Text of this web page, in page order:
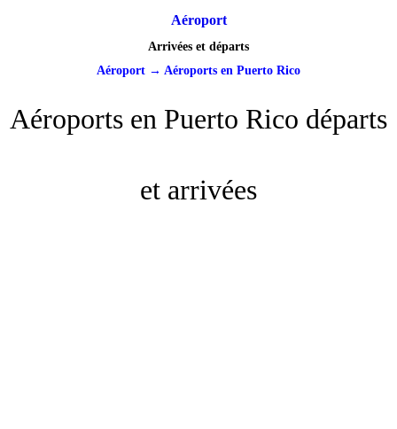
Aéroport
Arrivées et départs
Aéroport → Aéroports en Puerto Rico
Aéroports en Puerto Rico départs
et arrivées